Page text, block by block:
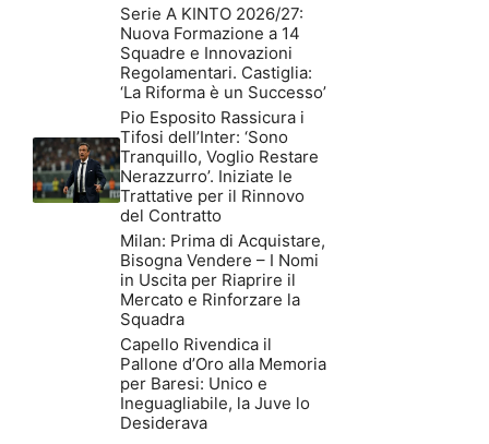
Serie A KINTO 2026/27:
Nuova Formazione a 14
Squadre e Innovazioni
Regolamentari. Castiglia:
‘La Riforma è un Successo’
Pio Esposito Rassicura i
Tifosi dell’Inter: ‘Sono
Tranquillo, Voglio Restare
Nerazzurro’. Iniziate le
Trattative per il Rinnovo
del Contratto
Milan: Prima di Acquistare,
Bisogna Vendere – I Nomi
in Uscita per Riaprire il
Mercato e Rinforzare la
Squadra
Capello Rivendica il
Pallone d’Oro alla Memoria
per Baresi: Unico e
Ineguagliabile, la Juve lo
Desiderava